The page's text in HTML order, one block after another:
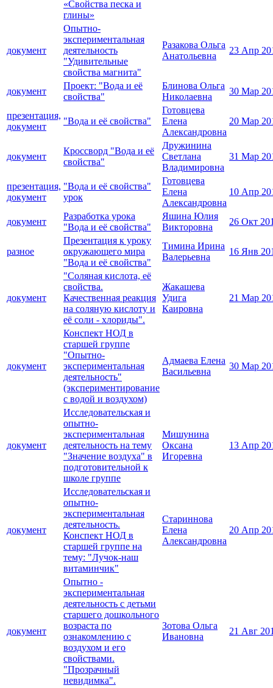
«Свойства песка и
глины»
документ
Опытно-
экспериментальная
деятельность
"Удивительные
свойства магнита"
Разакова Ольга
Анатольевна
23 Апр
документ
Проект: "Вода и её
свойства"
Блинова Ольга
Николаевна
30 Мар
презентация,
документ
"Вода и её свойства"
Готовцева
Елена
Александровна
20 Мар
документ
Кроссворд "Вода и её
свойства"
Дружинина
Светлана
Владимировна
31 Мар
презентация,
документ
"Вода и её свойства"
урок
Готовцева
Елена
Александровна
10 Апр
документ
Разработка урока
"Вода и её свойства"
Яшина Юлия
Викторовна
26 Окт
разное
Презентация к уроку
окружающего мира
"Вода и её свойства"
Тимина Ирина
Валерьевна
16 Янв
документ
"Соляная кислота, её
свойства.
Качественная реакция
на соляную кислоту и
её соли - хлориды".
Жакашева
Удига
Каировна
21 Мар
документ
Конспект НОД в
старшей группе
"Опытно-
экспериментальная
деятельность"
(экспериментирование
с водой и воздухом)
Адмаева Елена
Васильевна
30 Мар
документ
Исследовательская и
опытно-
экспериментальная
деятельность на тему
"Значение воздуха" в
подготовительной к
школе группе
Мишунина
Оксана
Игоревна
13 Апр
документ
Исследовательская и
опытно-
экспериментальная
деятельность.
Конспект НОД в
старшей группе на
тему: "Лучок-наш
витаминчик"
Стариннова
Елена
Александровна
20 Апр
документ
Опытно -
экспериментальная
деятельность с детьми
старшего дошкольного
возраста по
ознакомлению с
воздухом и его
свойствами.
"Прозрачный
невидимка".
Зотова Ольга
Ивановна
21 Авг